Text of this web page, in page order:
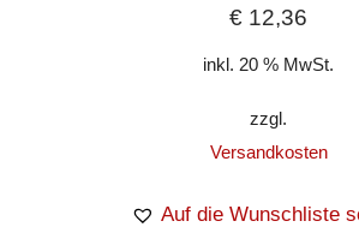
€ 12,36
inkl. 20 % MwSt.
zzgl.
Versandkosten
Auf die Wunschliste